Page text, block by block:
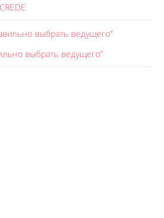
выбрать ведущего”